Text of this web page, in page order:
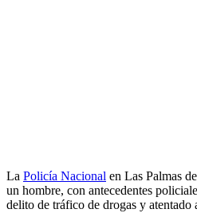
La Policía Nacional en Las Palmas
un hombre, con antecedentes
delito de tráfico de drogas y atentado